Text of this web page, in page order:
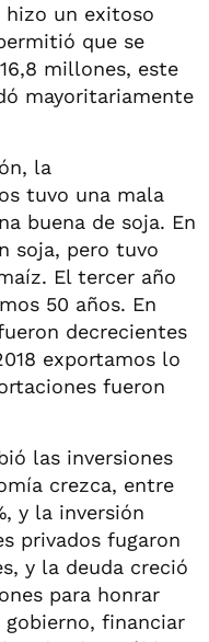
hizo un exitoso
que se
millones, este
mayoritariamente
la
tuvo una mala
buena de soja. En
soja, pero tuvo
El tercer año
50 años. En
decrecientes
exportamos lo
fueron
las inversiones
crezca, entre
y la inversión
privados fugaron
y la deuda creció
para honrar
gobierno, financiar